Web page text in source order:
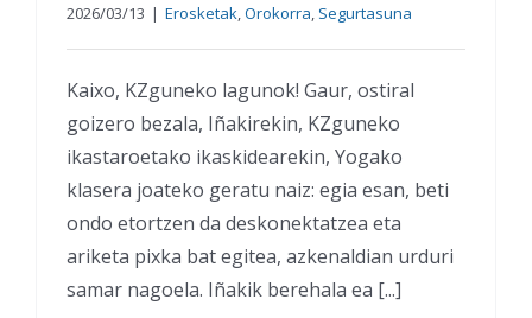
2026/03/13 | Erosketak,Orokorra, Segurtasuna
Kaixo, KZguneko lagunok! Gaur, ostiral
goizero bezala, Iñakirekin, KZguneko
ikastaroetako ikaskidearekin, Yogako
klasera joateko geratu naiz: egia esan, beti
ondo etortzen da deskonektatzea eta
ariketa pixka bat egitea, azkenaldian urduri
samar nagoela. Iñakik berehala ea [...]